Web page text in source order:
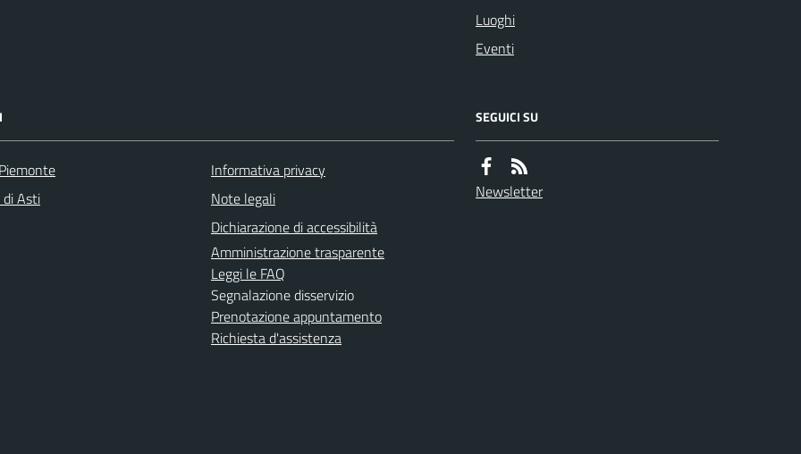
Luoghi
Eventi
di Asti
Informativa privacy
Note legali
Dichiarazione di accessibilità
Amministrazione trasparente
Leggi le FAQ
Segnalazione disservizio
Prenotazione appuntamento
Richiesta d'assistenza
SEGUICI SU
Newsletter